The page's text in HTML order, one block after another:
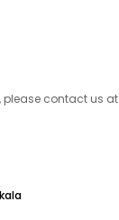
please contact us at